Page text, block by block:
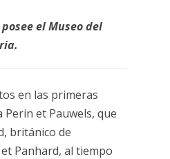
el Museo del
en las primeras
et Pauwels, que
británico de
Panhard, al tiempo